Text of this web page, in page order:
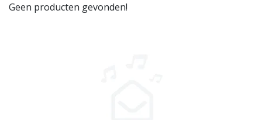
Geen producten gevonden!